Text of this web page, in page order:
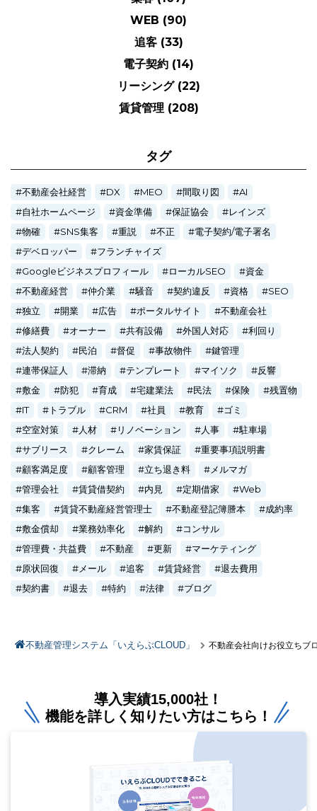
WEB (90)
追客 (33)
電子契約 (14)
リーシング (22)
賃貸管理 (208)
タグ
不動産会社経営 DX MEO 間取り図
AI
自社ホームページ
資金準備 保証協会
レインズ
物確
SNS集客 重説 不正
電子契約/電子署名
デベロッパー
フランチャイズ
Googleビジネスプロフィール
ローカルSEO
資金
不動産経営
仲介業 騒音 契約違反 資格
SEO
独立
開業 広告 ポータルサイト
不動産会社
修繕費
オーナー 共有設備 外国人対応
利回り
法人契約
民泊 督促 事故物件
鍵管理
連帯保証人
滞納 テンプレート マイソク
反響
敷金
防犯 育成 宅建業法 民法 保険
残置物
IT
トラブル CRM 社員 教育
ゴミ
空室対策
人材 リノベーション 人事
駐車場
サブリース
クレーム 家賃保証
重要事項説明書
顧客満足度
顧客管理 立ち退き料
メルマガ
管理会社
賃貸借契約 内見 定期借家
Web
集客
賃貸不動産経営管理士 不動産登記簿謄本
成約率
敷金償却
業務効率化 解約
コンサル
管理費・共益費
不動産 更新
マーケティング
原状回復
メール 追客 賃貸経営
退去費用
契約書
退去 特約 法律 ブログ
不動産管理システム「いえらぶCLOUD」 不動産会社向けお役立ちブ
導入実績15,000社！
機能を詳しく知りたい方はこちら！